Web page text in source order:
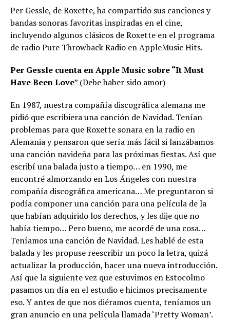
Per Gessle, de Roxette, ha compartido sus canciones y
bandas sonoras favoritas inspiradas en el cine,
incluyendo algunos clásicos de Roxette en el programa
de radio Pure Throwback Radio en AppleMusic Hits.
Per Gessle cuenta en Apple Music sobre “It Must
Have Been Love” (Debe haber sido amor)
En 1987, nuestra compañía discográfica alemana me
pidió que escribiera una canción de Navidad. Tenían
problemas para que Roxette sonara en la radio en
Alemania y pensaron que sería más fácil si lanzábamos
una canción navideña para las próximas fiestas. Así que
escribí una balada justo a tiempo… en 1990, me
encontré almorzando en Los Ángeles con nuestra
compañía discográfica americana… Me preguntaron si
podía componer una canción para una película de la
que habían adquirido los derechos, y les dije que no
había tiempo… Pero bueno, me acordé de una cosa…
Teníamos una canción de Navidad. Les hablé de esta
balada y les propuse reescribir un poco la letra, quizá
actualizar la producción, hacer una nueva introducción.
Así que la siguiente vez que estuvimos en Estocolmo
pasamos un día en el estudio e hicimos precisamente
eso. Y antes de que nos diéramos cuenta, teníamos un
gran anuncio en una película llamada ‘Pretty Woman’.